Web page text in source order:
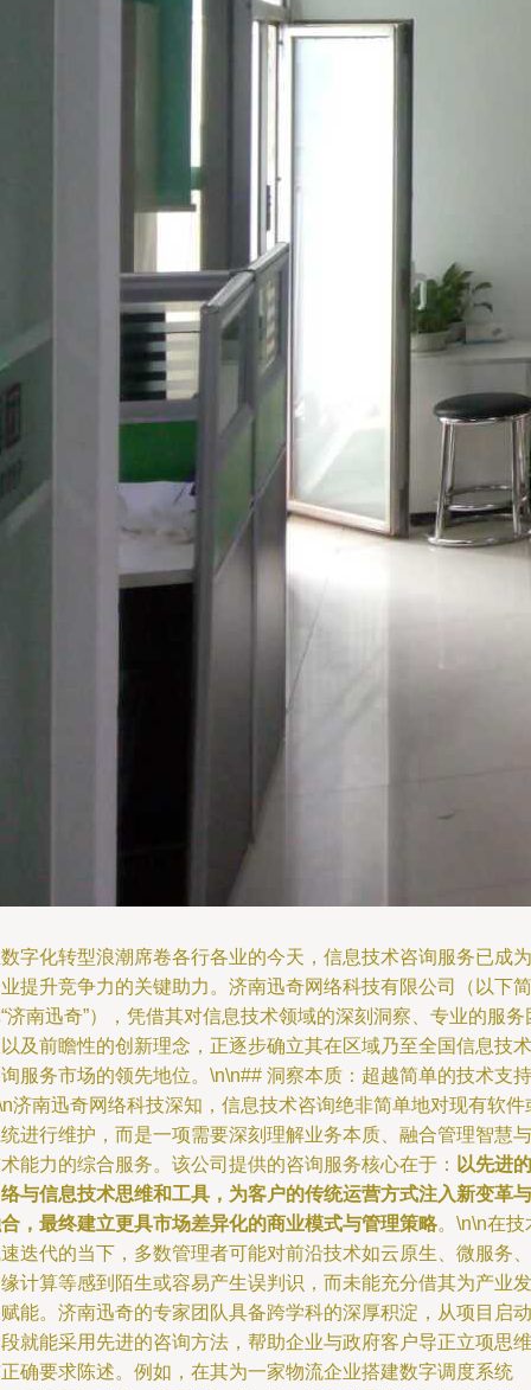
字化转型浪潮席卷各行各业的今天，信息技术咨询服务已成为
提升竞争力的关键助力。济南迅奇网络科技有限公司（以下简
济南迅奇”），凭借其对信息技术领域的深刻洞察、专业的服务
及前瞻性的创新理念，正逐步确立其在区域乃至全国信息技术
服务市场的领先地位。\n\n## 洞察本质：超越简单的技术支持
济南迅奇网络科技深知，信息技术咨询绝非简单地对现有软件
进行维护，而是一项需要深刻理解业务本质、融合管理智慧与
能力的综合服务。该公司提供的咨询服务核心在于： 以先进的
与信息技术思维和工具，为客户的传统运营方式注入新变革与
，最终建立更具市场差异化的商业模式与管理策略。\n\n在技
迭代的当下，多数管理者可能对前沿技术如云原生、微服务、
计算等感到陌生或容易产生误判识，而未能充分借其为产业发
能。济南迅奇的专家团队具备跨学科的深厚积淀，从项目启动
就能采用先进的咨询方法，帮助企业与政府客户导正立项思维
确要求陈述。例如，在其为一家物流企业搭建数字调度系统